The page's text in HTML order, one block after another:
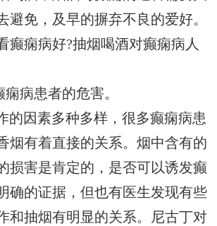
避免，及早的摒弃不良的爱好。
癫痫病好?抽烟喝酒对癫痫病人
痫病患者的危害。
的因素多种多样，很多癫痫病患
烟有着直接的关系。烟中含有的
损害是肯定的，是否可以诱发癫
确的证据，但也有医生发现有些
和抽烟有明显的关系。尼古丁对